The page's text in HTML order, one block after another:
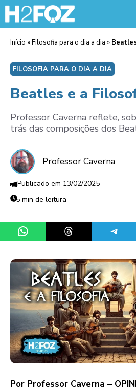
Início »Filosofia para o dia a dia »
FILOSOFIA PARA O DIA A DIA
Beatles e a
Professor Caverna reflete,
trás das composições dos
Professor Caverna
13/02/2025
5 min de leitura
Share on WhatsAppShare on Threads
Por Professor Caverna –